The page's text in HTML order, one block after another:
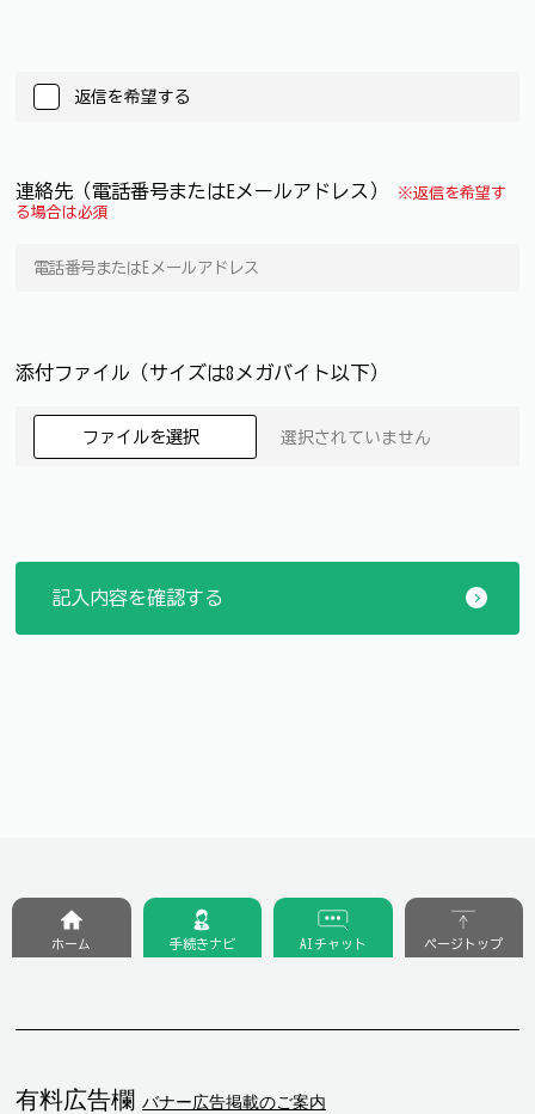
返信を希望する
連絡先（電話番号またはEメールアドレス）
※返信を希望す
る場合は必須
添付ファイル（サイズは8メガバイト以下）
ファイルを選択 選択されていません
有料広告欄 バナー広告掲載のご案内
ホーム 手続きナビ AIチャット ページトップ